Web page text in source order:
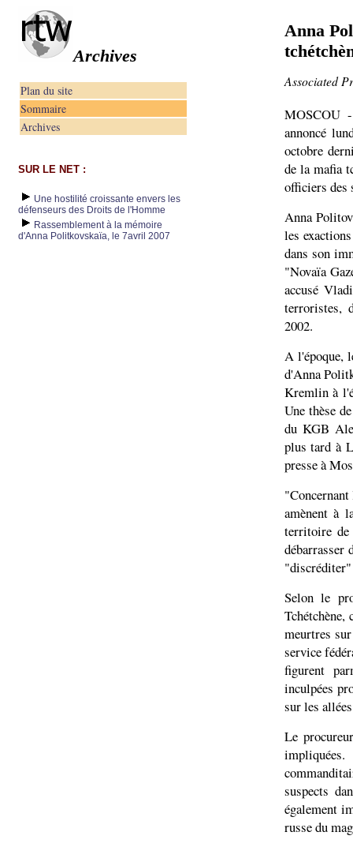
Archives
Plan du site
Sommaire
Archives
SUR LE NET :
Une hostilité croissante envers les
défenseurs des Droits de l'Homme
Rassemblement à la mémoire
d'Anna Politkovskaïa, le 7avril 2007
Anna
Associated
MOSCOU
annoncé
octobre
de la mafia
officiers des
Anna
les
dans son
"Novaïa
accusé
terroristes,
2002.
A l'époque,
d'Anna
Kremlin à
Une thèse
du KGB
plus tard à
presse à
amènent à
territoire
Selon le
meurtres
service
figurent
inculpées
sur les
Le
suspects
également
russe du